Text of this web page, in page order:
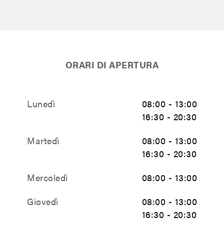
ORARI DI APERTURA
Lunedì
08:00 - 13:00
16:30 - 20:30
Martedì
08:00 - 13:00
16:30 - 20:30
Mercoledì
08:00 - 13:00
Giovedì
08:00 - 13:00
16:30 - 20:30